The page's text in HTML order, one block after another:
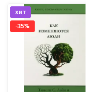
хит
-35%